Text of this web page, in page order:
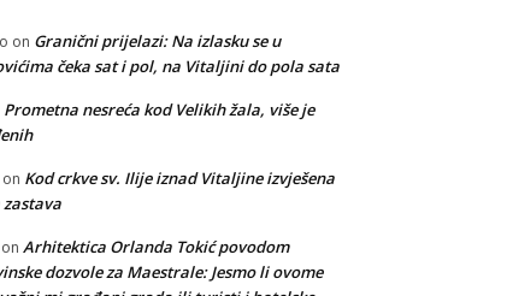
on Granični prijelazi: Na izlasku se u
čeka sat i pol, na Vitaljini do pola sata
Prometna nesreća kod Velikih žala, više je
on Kod crkve sv. Ilije iznad Vitaljine izvješena
on Arhitektica Orlanda Tokić povodom
dozvole za Maestrale: Jesmo li ovome